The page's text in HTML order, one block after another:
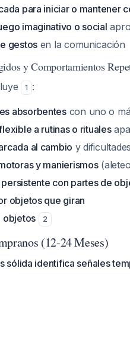
para iniciar o mantener
imaginativo o social
gestos en la comunicación
y Comportamientos
1 :
absorbentescon uno o
a rutinas o rituales
al cambio y
y manierismos
con partes de
objetos que giran
objetos
2
(12-24 Meses)
sólida identifica señales